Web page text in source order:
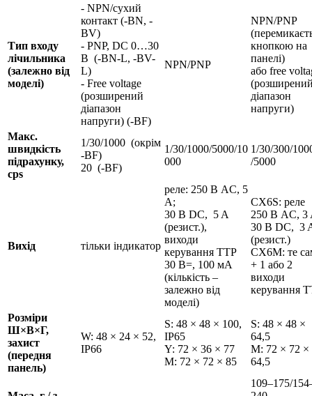
Тип входу
лічильника
(залежно від
моделі)
- NPN/сухий
контакт (-BN, -
BV)
- PNP, DC 0…30
В (-BN-L, -BV-
L)
- Free voltage
(розширений
діапазон
напруги) (-BF)
NPN/PNP
NPN/PNP
кнопкою на
панелі)
або free
діапазон
напруги)
Макс.
швидкість
підрахунку,
cps
1/30/1000 (окрім
-BF)
20 (-BF)
1/30/1000/5000/10
000
1/30/300/
/5000
Вихід тільки індикатор
реле: 250 В AC, 5
A;
30 В DC, 5 A
(резист.),
виходи
керування ТТР
30 В=, 100 мА
(кількість –
залежно від
моделі)
CX6S: реле
250 В AC, 3
30 В DC, 3
(резист.)
CX6M: те
+ 1 або 2
виходи
керування
Розміри
Ш×В×Г,
захист
(передня
панель)
W: 48 × 24 × 52,
IP66
S: 48 × 48 × 100,
IP65
Y: 72 × 36 × 77
M: 72 × 72 × 85
S: 48 × 48 ×
64,5
M: 72 × 72 ×
64,5
109–175/